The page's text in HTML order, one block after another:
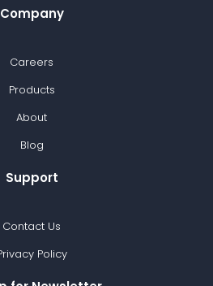
Company
Careers
Products
About
Blog
Support
Contact Us
Privacy Policy